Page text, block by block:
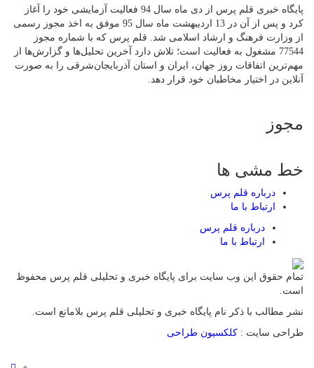
پایگاه خبری قلم پرس از دی ماه سال 94 فعالیت آزمایشی خود را آغاز
کرد و پس از آن در 13 اردیبهشت ماه سال 95 موفق به اخذ مجوز رسمی
از وزارت فرهنگ و ارشاد اسلامی شد. قلم پرس که با شماره مجوز
77544 مشغول به فعالیت است؛ تلاش دارد آخرین تحلیل‌ها و گزارش‌ها از
مهم‌ترین اتفاقات روز جهان، ایران و استان آذربایجان‌شرقی را به صورت
آنلاین در اختیار مخاطبان خود قرار دهد.
مجوز
خط مشی ها
درباره قلم پرس
ارتباط با ما
درباره قلم پرس
ارتباط با ما
تمام حقوق این وب سایت برای پایگاه خبری و تحلیلی قلم پرس محفوظ
است.
نشر مطالب با ذکر نام پایگاه خبری و تحلیلی قلم پرس بلامانع است.
طراحی سایت : کلکسیون طراحی